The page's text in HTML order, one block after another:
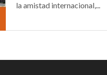
la amistad internacional,...